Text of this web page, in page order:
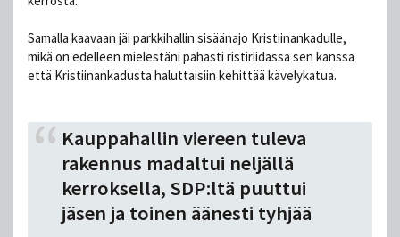
Samalla kaavaan jäi parkkihallin sisäänajo Kristiinankadulle,
mikä on edelleen mielestäni pahasti ristiriidassa sen kanssa
että Kristiinankadusta haluttaisiin kehittää kävelykatua.
Kauppahallin viereen tuleva
rakennus madaltui neljällä
kerroksella, SDP:ltä puuttui
jäsen ja toinen äänesti tyhjää